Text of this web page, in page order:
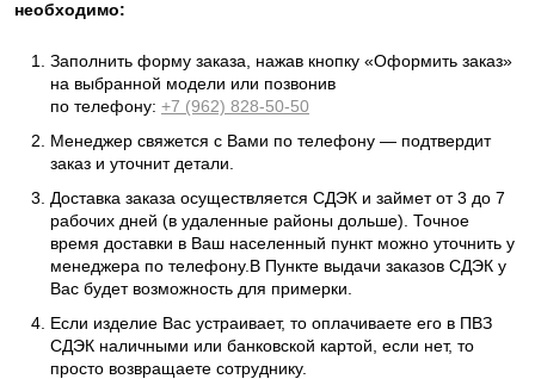
необходимо:
Заполнить форму заказа, нажав кнопку «Оформить заказ»
на выбранной модели или позвонив
по телефону: +7 (962) 828-50-50
Менеджер свяжется с Вами по телефону — подтвердит
заказ и уточнит детали.
Доставка заказа осуществляется СДЭК и займет от 3 до 7
рабочих дней (в удаленные районы дольше). Точное
время доставки в Ваш населенный пункт можно уточнить у
менеджера по телефону.В Пункте выдачи заказов СДЭК у
Вас будет возможность для примерки.
Если изделие Вас устраивает, то оплачиваете его в ПВЗ
СДЭК наличными или банковской картой, если нет, то
просто возвращаете сотруднику.